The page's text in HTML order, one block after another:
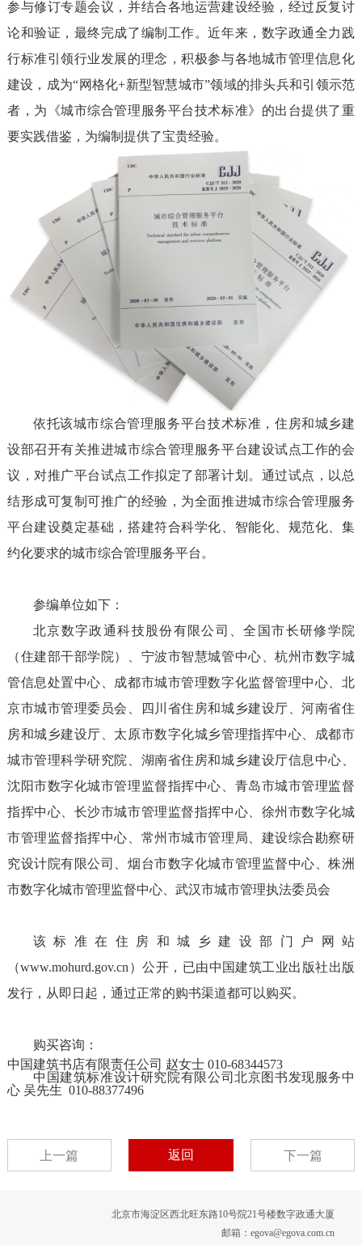
参与修订专题会议，并结合各地运营建设经验，经过反复讨
论和验证，最终完成了编制工作。近年来，数字政通全力践
行标准引领行业发展的理念，积极参与各地城市管理信息化
建设，成为“网格化+新型智慧城市”领域的排头兵和引领示范
者，为《城市综合管理服务平台技术标准》的出台提供了重
要实践借鉴，为编制提供了宝贵经验。
依托该城市综合管理服务平台技术标准，住房和城乡建
设部召开有关推进城市综合管理服务平台建设试点工作的会
议，对推广平台试点工作拟定了部署计划。通过试点，以总
结形成可复制可推广的经验，为全面推进城市综合管理服务
平台建设奠定基础，搭建符合科学化、智能化、规范化、集
约化要求的城市综合管理服务平台。
参编单位如下：
北京数字政通科技股份有限公司、全国市长研修学院
（住建部干部学院）、宁波市智慧城管中心、杭州市数字城
管信息处置中心、成都市城市管理数字化监督管理中心、北
京市城市管理委员会、四川省住房和城乡建设厅、河南省住
房和城乡建设厅、太原市数字化城乡管理指挥中心、成都市
城市管理科学研究院、湖南省住房和城乡建设厅信息中心、
沈阳市数字化城市管理监督指挥中心、青岛市城市管理监督
指挥中心、长沙市城市管理监督指挥中心、徐州市数字化城
市管理监督指挥中心、常州市城市管理局、建设综合勘察研
究设计院有限公司、烟台市数字化城市管理监督中心、株洲
市数字化城市管理监督中心、武汉市城市管理执法委员会
该标准在住房和城乡建设部门户网站
（www.mohurd.gov.cn）公开，已由中国建筑工业出版社出版
发行，从即日起，通过正常的购书渠道都可以购买。
购买咨询：
中国建筑书店有限责任公司 赵女士 010-68344573
中国建筑标准设计研究院有限公司北京图书发现服务中
心 吴先生 010-88377496
上一篇 返回 下一篇
北京市海淀区西北旺东路10号院21号楼数字政通大厦
邮箱：egova@egova.com.cn